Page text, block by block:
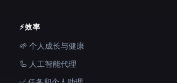
⚡效率
🌱 个人成长与健康
🦾 人工智能代理